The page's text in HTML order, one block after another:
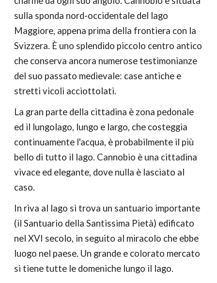
sulla sponda nord-occidentale del lago
Maggiore, appena prima della frontiera con la
Svizzera. È uno splendido piccolo centro antico
che conserva ancora numerose testimonianze
del suo passato medievale: case antiche e
stretti vicoli acciottolati.
La gran parte della cittadina è zona pedonale
ed il lungolago, lungo e largo, che costeggia
continuamente l'acqua, è probabilmente il più
bello di tutto il lago. Cannobio è una cittadina
vivace ed elegante, dove nulla è lasciato al
caso.
In riva al lago si trova un santuario importante
(il Santuario della Santissima Pietà) edificato
nel XVI secolo, in seguito al miracolo che ebbe
luogo nel paese. Un grande e colorato mercato
si tiene tutte le domeniche lungo il lago.